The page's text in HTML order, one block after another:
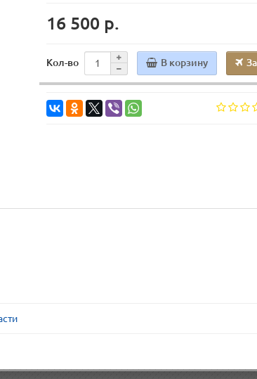
16 500 р.
Кол-во В корзину